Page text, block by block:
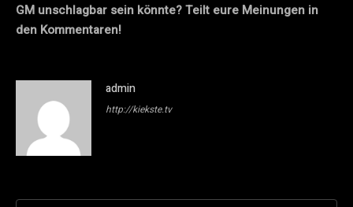
GM unschlagbar sein könnte? Teilt eure Meinungen in
den Kommentaren!
admin
http://kiekste.tv